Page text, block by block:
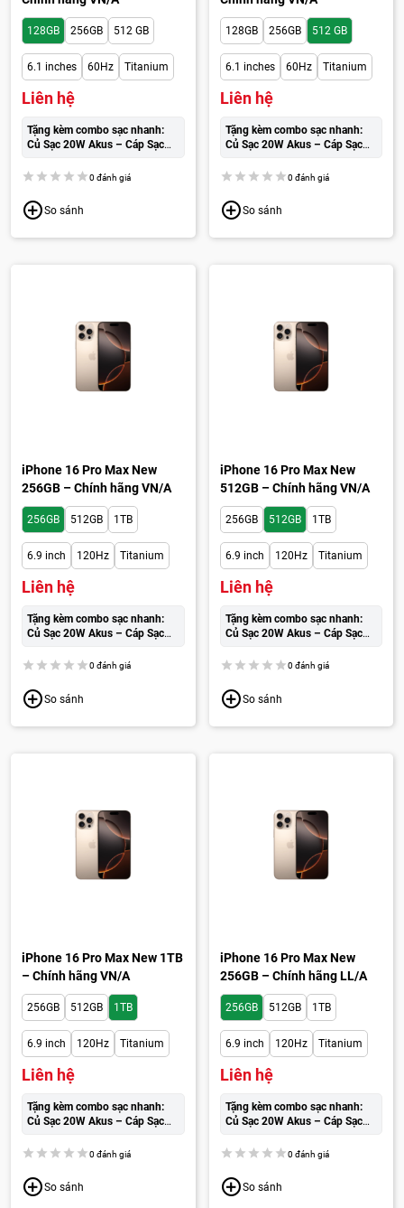
128GB 256GB 512 GB
6.1 inches 60Hz Titanium
Liên hệ
Tặng kèm combo sạc nhanh:
Củ Sạc 20W Akus – Cáp Sạc
0 đánh giá
So sánh
128GB 256GB 512 GB
6.1 inches 60Hz Titanium
Liên hệ
Tặng kèm combo sạc nhanh:
Củ Sạc 20W Akus – Cáp Sạc
0 đánh giá
So sánh
iPhone 16 Pro Max New
256GB – Chính hãng VN/A
256GB 512GB 1TB
6.9 inch 120Hz Titanium
Liên hệ
Tặng kèm combo sạc nhanh:
Củ Sạc 20W Akus – Cáp Sạc
0 đánh giá
So sánh
iPhone 16 Pro Max New
512GB – Chính hãng VN/A
256GB 512GB 1TB
6.9 inch 120Hz Titanium
Liên hệ
Tặng kèm combo sạc nhanh:
Củ Sạc 20W Akus – Cáp Sạc
0 đánh giá
So sánh
iPhone 16 Pro Max New 1TB
– Chính hãng VN/A
256GB 512GB 1TB
6.9 inch 120Hz Titanium
Liên hệ
Tặng kèm combo sạc nhanh:
Củ Sạc 20W Akus – Cáp Sạc
0 đánh giá
So sánh
iPhone 16 Pro Max New
256GB – Chính hãng LL/A
256GB 512GB 1TB
6.9 inch 120Hz Titanium
Liên hệ
Tặng kèm combo sạc nhanh:
Củ Sạc 20W Akus – Cáp Sạc
0 đánh giá
So sánh